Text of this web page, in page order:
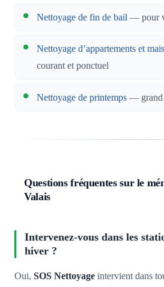
Nettoyage de fin de bail — pour
Nettoyage d’appartements et
courant et ponctuel
Nettoyage de printemps — grand
Questions fréquentes sur le
Valais
Intervenez-vous dans les
hiver ?
Oui, SOS Nettoyage intervient dans